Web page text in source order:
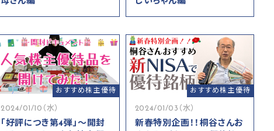
おすすめ株主優待
2024/01/10（水）
「好評につき第4弾」～開封
おすすめ株主優待
2024/01/03（水）
新春特別企画！！桐谷さんお